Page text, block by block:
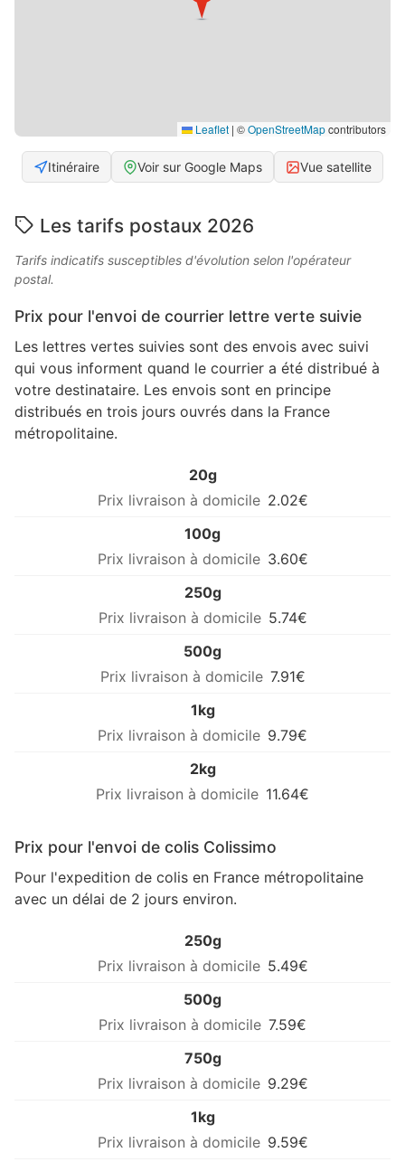
Leaflet | ©OpenStreetMapcontributors
Itinéraire Voir sur Google Maps Vue satellite
Les tarifs postaux 2026
Tarifs indicatifs susceptibles d'évolution selon l'opérateur
postal.
Prix pour l'envoi de courrier lettre verte suivie
Les lettres vertes suivies sont des envois avec suivi
qui vous informent quand le courrier a été distribué à
votre destinataire. Les envois sont en principe
distribués en trois jours ouvrés dans la France
métropolitaine.
20g
2.02€
100g
3.60€
250g
5.74€
500g
7.91€
1kg
9.79€
2kg
11.64€
Prix pour l'envoi de colis Colissimo
Pour l'expedition de colis en France métropolitaine
avec un délai de 2 jours environ.
250g
5.49€
500g
7.59€
750g
9.29€
1kg
9.59€